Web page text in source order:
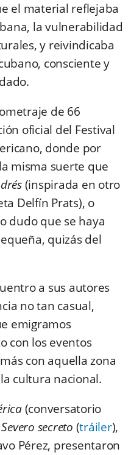
el material reflejaba
la vulnerabilidad
y reivindicaba
consciente y
de 66
oficial del Festival
donde por
misma suerte que
(inspirada en otro
Delfín Prats), o
dudo que se haya
quizás del
a sus autores
no tan casual,
emigramos
con los eventos
con aquella zona
cultura nacional.
(conversatorio
Severo secreto (tráiler),
Pérez, presentaron